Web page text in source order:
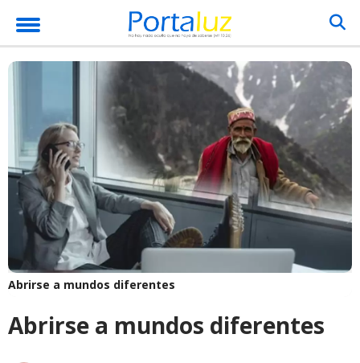
Abrirse a mundos diferentes
Abrirse a mundos diferentes